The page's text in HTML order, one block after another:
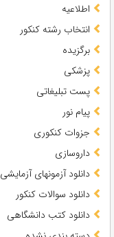
اطلاعیه
انتخاب رشته کنکور
برگزیده
پزشکی
پست تبلیغاتی
پیام نور
جزوات کنکوری
داروسازی
دانلود آزمونهای آزمایشی
دانلود سوالات کنکور
دانلود کتب دانشگاهی